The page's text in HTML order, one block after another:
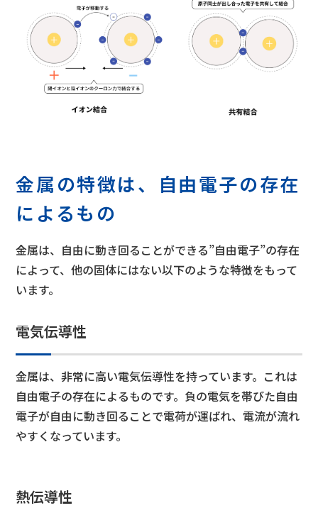
金属の特徴は、自由電子の存在
によるもの
金属は、自由に動き回ることができる”自由電子”の存在
によって、他の固体にはない以下のような特徴をもって
います。
電気伝導性
金属は、非常に高い電気伝導性を持っています。これは
自由電子の存在によるものです。負の電気を帯びた自由
電子が自由に動き回ることで電荷が運ばれ、電流が流れ
やすくなっています。
熱伝導性